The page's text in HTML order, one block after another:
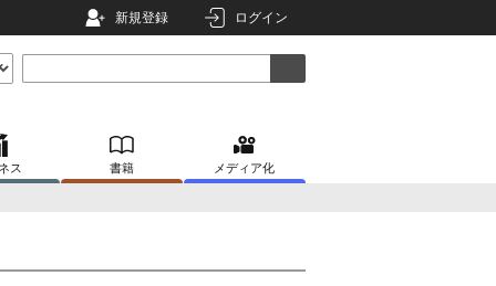
新規登録 ログイン
ス 書籍 メディア化